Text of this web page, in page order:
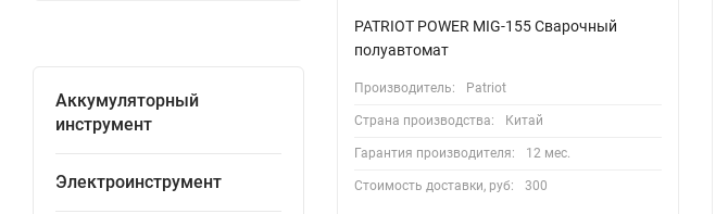
Аккумуляторный
инструмент
Электроинструмент
PATRIOT POWER MIG-155 Сварочный
полуавтомат
Производитель: Patriot
Страна производства: Китай
Гарантия производителя: 12 мес.
Стоимость доставки, руб: 300